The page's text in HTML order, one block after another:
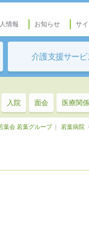
情報 お知らせ サ
介護支援サービ
入院 面会 医療関
葉会 若葉グループ | 若葉病院